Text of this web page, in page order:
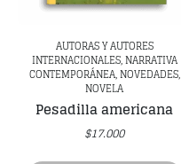
AUTORAS Y AUTORES
INTERNACIONALES, NARRATIVA
CONTEMPORÁNEA, NOVEDADES,
NOVELA
Pesadilla americana
$17.000